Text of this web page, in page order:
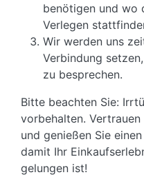
benötigen und wo
Verlegen
Wir werden uns
Verbindung
zu besprechen.
Bitte beachten Sie:
vorbehalten.
und genießen Sie
damit Ihr
gelungen ist!